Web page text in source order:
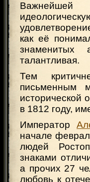
Важнейшей
как её
знаменитых
талантливая.
Тем
письменным
исторической
в 1812 году,
Император
начале
людей
знаками
а прочих 27
любовь к